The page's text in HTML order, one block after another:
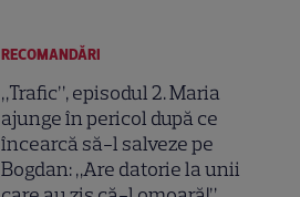
RECOMANDĂRI
„Trafic”, episodul 2. Maria
ajunge în pericol după ce
încearcă să-l salveze pe
Bogdan: „Are datorie la unii